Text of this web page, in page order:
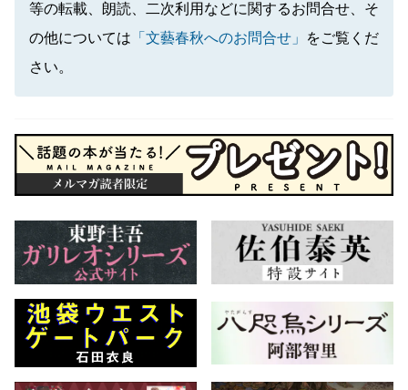
等の転載、朗読、二次利用などに関するお問合せ、そ
の他については 「文藝春秋へのお問合せ」
をご覧くだ
さい。